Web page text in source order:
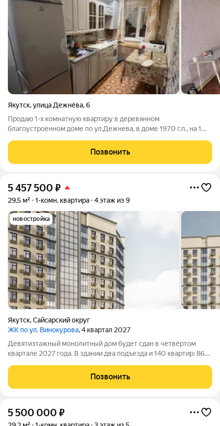
Якутск,улица Дежнёва,6
Продаю 1-х комнатную квартиру в деревянном
благоустроенном доме по ул.Дежнева, в доме 1970 г.п., на 1
СВФУ, ЯГСХА, музея "Россия моя история", центра эпосов. Вся
мебель остаётся, заходи и живи.
Позвонить
5 457 500 ₽
29,5 м² 1-комн. квартира 4 этаж из 9
новостройка
Якутск,Сайсарский округ
ЖК по ул. Винокурова, 4 квартал 2027
Девятиэтажный монолитный дом будет сдан в четвёртом
квартале 2027 года. В здании два подъезда и 140 квартир: 86
прилегающей территории обустроены: детская площадка,
тротуар и наружное
Позвонить
5 500 000 ₽